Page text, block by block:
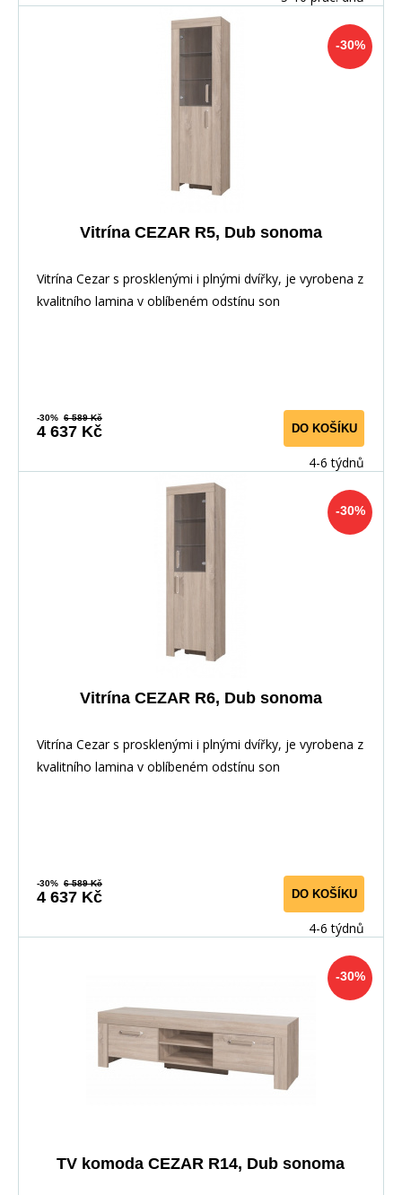
-30%
Vitrína CEZAR R5, Dub sonoma
Vitrína Cezar s prosklenými i plnými dvířky, je vyrobena z
kvalitního lamina v oblíbeném odstínu son
-30% 6 589 Kč
4 637 Kč DO KOŠÍKU
4-6 týdnů
-30%
Vitrína CEZAR R6, Dub sonoma
Vitrína Cezar s prosklenými i plnými dvířky, je vyrobena z
kvalitního lamina v oblíbeném odstínu son
-30% 6 589 Kč
4 637 Kč DO KOŠÍKU
4-6 týdnů
-30%
TV komoda CEZAR R14, Dub sonoma